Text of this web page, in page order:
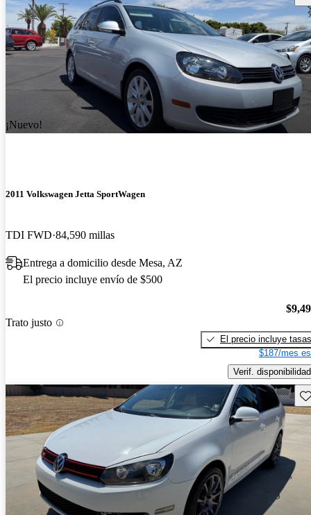
¡Nuevo!
2011 Volkswagen Jetta SportWagen
TDI FWD 84,590 millas
Entrega a domicilio desde Mesa, AZ
El precio incluye envío de $500
Trato justo
El precio incluye tasas
$187/mes
Verif. disponibilidad